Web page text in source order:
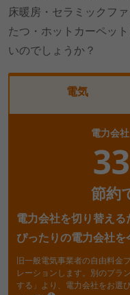
床暖房・セラミックフ
たつ・ホットカーペッ
いのでしょうか？
電気
電力会
節約
電力会社を切り替える
ぴったりの電力会社を
旧一般電気事業者の自由料金
レーションします。別のプラ
する」より、電力会社をお選